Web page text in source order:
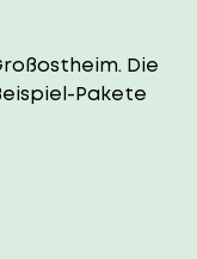
Die
Pakete